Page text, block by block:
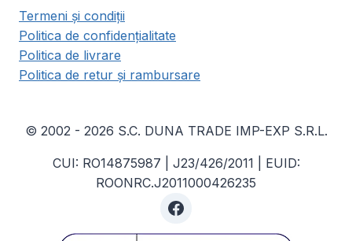
Termeni și condiții
Politica de confidențialitate
Politica de livrare
Politica de retur și rambursare
© 2002 - 2026 S.C. DUNA TRADE IMP-EXP S.R.L.
CUI: RO14875987 | J23/426/2011 | EUID:
ROONRC.J2011000426235